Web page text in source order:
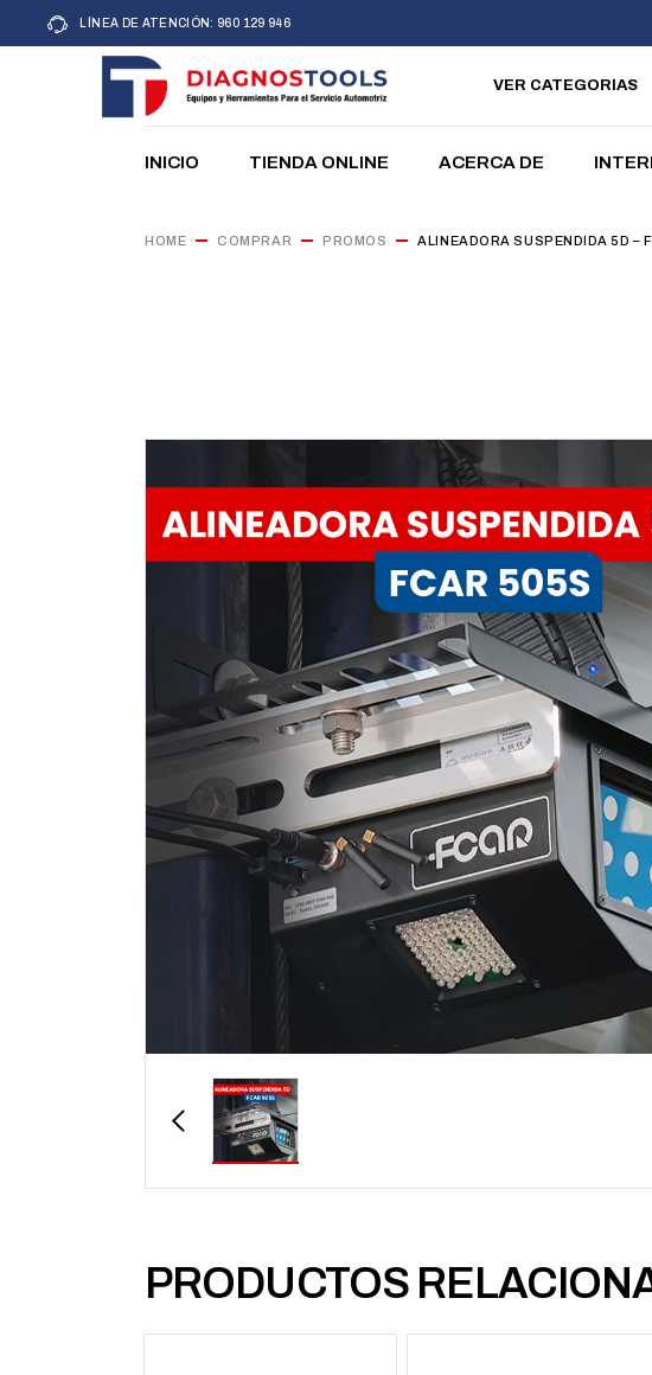
LÍNEA DE ATENCIÓN: 960 129 946
VER CATEGORÍAS
INICIO TIENDA ONLINE ACERCA DE
Nuestros Valores
HOME COMPRAR PROMOS ALINEADORA SUSPENDIDA 5D –
PRODUCTOS